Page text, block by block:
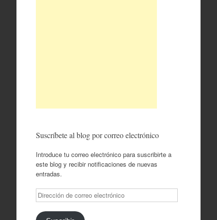
Suscríbete al blog por correo electrónico
Introduce tu correo electrónico para suscribirte a
este blog y recibir notificaciones de nuevas
entradas.
Dirección
de
correo